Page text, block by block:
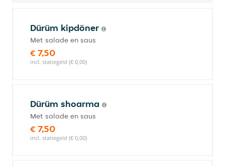
Dürüm kipdöner
Met salade en saus
€ 7,50
incl. statiegeld (€ 0,00)
Dürüm shoarma
Met salade en saus
€ 7,50
incl. statiegeld (€ 0,00)